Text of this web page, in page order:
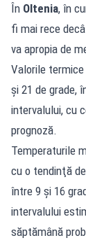
În Oltenia, în
fi mai rece
va apropia de
Valorile
şi 21 de grade,
intervalului, cu
prognoză.
Temperaturile
cu o tendinţă
între 9 şi 16
intervalului
săptămână